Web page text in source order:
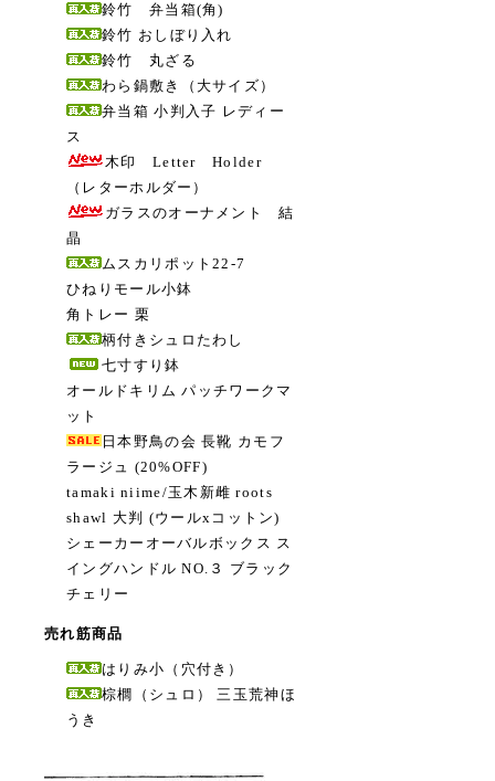
鈴竹 弁当箱(角)
鈴竹 おしぼり入れ
鈴竹 丸ざる
わら鍋敷き（大サイズ）
弁当箱 小判入子 レディー
ス
木印 Letter Holder
（レターホルダー）
ガラスのオーナメント 結
晶
ムスカリポット22-7
ひねりモール小鉢
角トレー 栗
柄付きシュロたわし
七寸すり鉢
オールドキリム パッチワークマ
ット
日本野鳥の会 長靴 カモフ
ラージュ (20%OFF)
tamaki niime/玉木新雌 roots
shawl 大判 (ウールxコットン)
シェーカーオーバルボックス ス
イングハンドル NO.３ ブラック
チェリー
売れ筋商品
はりみ小（穴付き）
棕櫚（シュロ） 三玉荒神ほ
うき